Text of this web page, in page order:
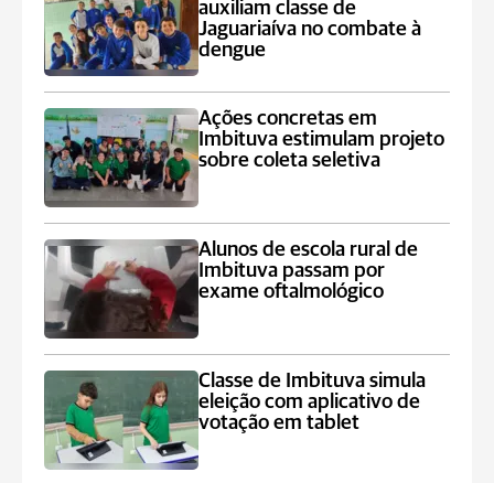
auxiliam classe de
Jaguariaíva no combate à
dengue
Ações concretas em
Imbituva estimulam projeto
sobre coleta seletiva
Alunos de escola rural de
Imbituva passam por
exame oftalmológico
Classe de Imbituva simula
eleição com aplicativo de
votação em tablet